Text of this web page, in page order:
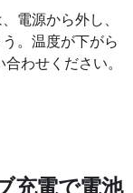
電源から外し、
。温度が下がら
わせください。
充電で電池